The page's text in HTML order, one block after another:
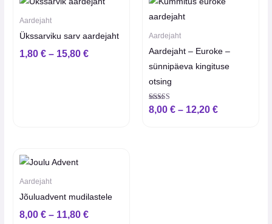
Aardejaht
Ükssarviku sarv aardejaht
1,80€ – 15,80€
1,80 €
Aardejaht
Aardejaht – Euroke –
sünnipäeva kingituse
otsing
Hinnanguga
5.00
8,00 € – 12,20 €
8,00 €
Aardejaht
Jõuluadvent mudilastele
8,00€ – 11,80€